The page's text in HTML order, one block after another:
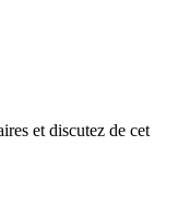
et discutez de cet